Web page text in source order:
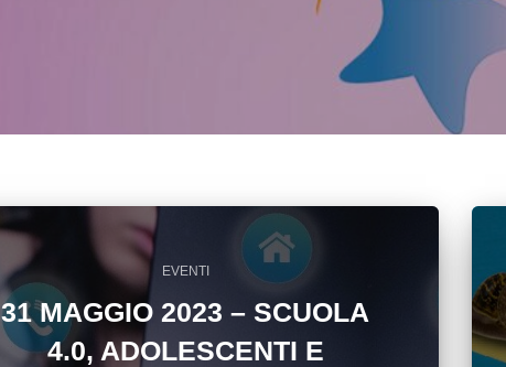
EVENTI
31 MAGGIO 2023 – SCUOLA
4.0, ADOLESCENTI E